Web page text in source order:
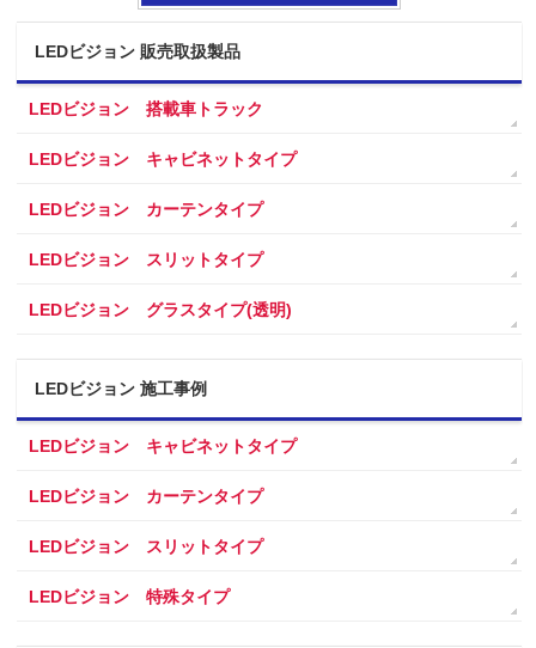
LEDビジョン 販売取扱製品
LEDビジョン 搭載車トラック
LEDビジョン キャビネットタイプ
LEDビジョン カーテンタイプ
LEDビジョン スリットタイプ
LEDビジョン グラスタイプ(透明)
LEDビジョン 施工事例
LEDビジョン キャビネットタイプ
LEDビジョン カーテンタイプ
LEDビジョン スリットタイプ
LEDビジョン 特殊タイプ